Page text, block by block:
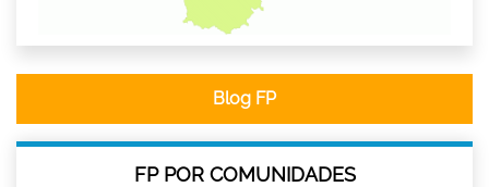
Blog FP
FP POR COMUNIDADES